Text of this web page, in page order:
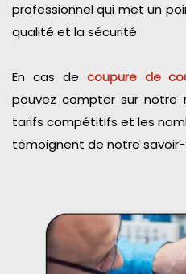
professionnel qui met un
qualité et la sécurité.
En cas de coupure de
pouvez compter sur notre
tarifs compétitifs et les
témoignent de notre